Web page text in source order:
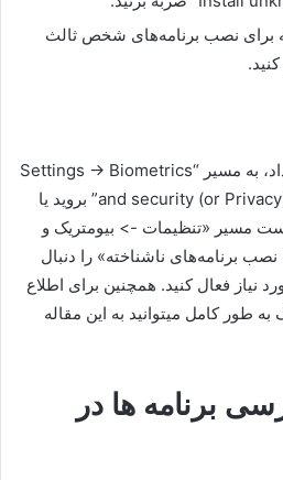
که برای نصب برنامه‌های شخص ثالث
توجه: اگر مراحل بالا جواب نداد، به مسیر “Settings → Biometrics
and security (or Privacy) → Install unknown apps” بروید یا
مسیر «تنظیمات -> بیومتریک و
برنامه‌های ناشناخته» را دنبال
نیاز فعال کنید. همچنین برای اطلاع
طور کامل میتوانید به این مقاله
برنامه ها در